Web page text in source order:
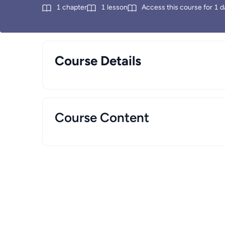
1 chapter 1 lesson Access this course for 1
Course Details
Course Content